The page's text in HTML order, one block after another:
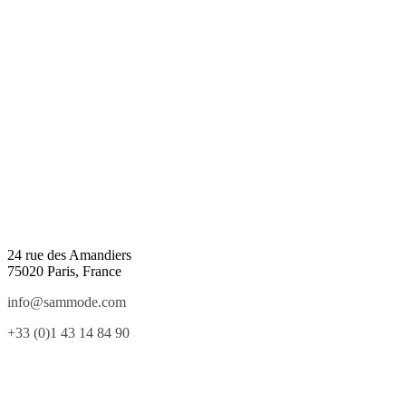
24 rue des Amandiers
75020 Paris, France
info@sammode.com
+33 (0)1 43 14 84 90